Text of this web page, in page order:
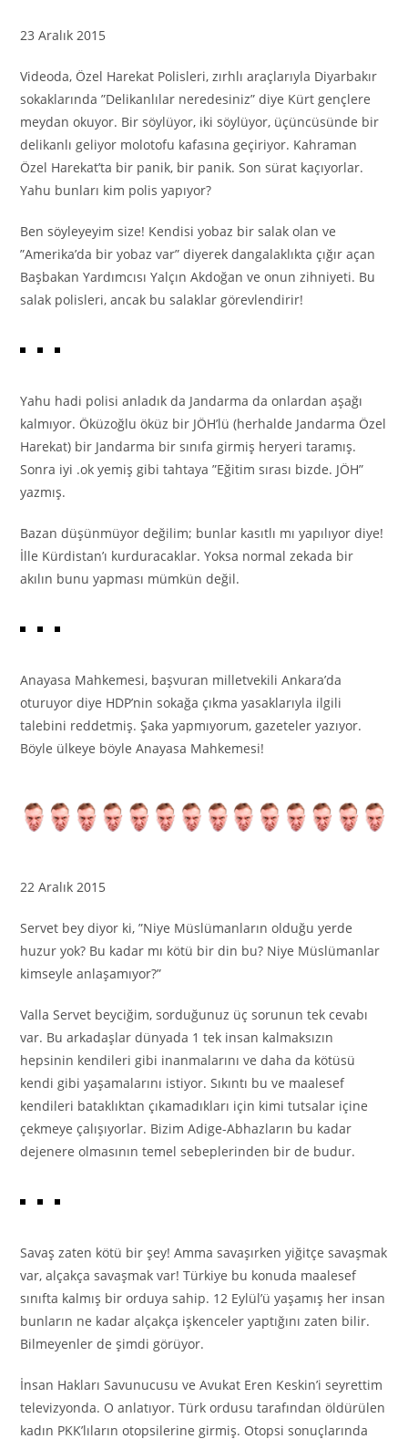
23 Aralık 2015
Videoda, Özel Harekat Polisleri, zırhlı araçlarıyla Diyarbakır
sokaklarında ”Delikanlılar neredesiniz” diye Kürt gençlere
meydan okuyor. Bir söylüyor, iki söylüyor, üçüncüsünde bir
delikanlı geliyor molotofu kafasına geçiriyor. Kahraman
Özel Harekat’ta bir panik, bir panik. Son sürat kaçıyorlar.
Yahu bunları kim polis yapıyor?
Ben söyleyeyim size! Kendisi yobaz bir salak olan ve
”Amerika’da bir yobaz var” diyerek dangalaklıkta çığır açan
Başbakan Yardımcısı Yalçın Akdoğan ve onun zihniyeti. Bu
salak polisleri, ancak bu salaklar görevlendirir!
Yahu hadi polisi anladık da Jandarma da onlardan aşağı
kalmıyor. Öküzoğlu öküz bir JÖH’lü (herhalde Jandarma Özel
Harekat) bir Jandarma bir sınıfa girmiş heryeri taramış.
Sonra iyi .ok yemiş gibi tahtaya ”Eğitim sırası bizde. JÖH”
yazmış.
Bazan düşünmüyor değilim; bunlar kasıtlı mı yapılıyor diye!
İlle Kürdistan’ı kurduracaklar. Yoksa normal zekada bir
akılın bunu yapması mümkün değil.
Anayasa Mahkemesi, başvuran milletvekili Ankara’da
oturuyor diye HDP’nin sokağa çıkma yasaklarıyla ilgili
talebini reddetmiş. Şaka yapmıyorum, gazeteler yazıyor.
Böyle ülkeye böyle Anayasa Mahkemesi!
22 Aralık 2015
Servet bey diyor ki, ”Niye Müslümanların olduğu yerde
huzur yok? Bu kadar mı kötü bir din bu? Niye Müslümanlar
kimseyle anlaşamıyor?”
Valla Servet beyciğim, sorduğunuz üç sorunun tek cevabı
var. Bu arkadaşlar dünyada 1 tek insan kalmaksızın
hepsinin kendileri gibi inanmalarını ve daha da kötüsü
kendi gibi yaşamalarını istiyor. Sıkıntı bu ve maalesef
kendileri bataklıktan çıkamadıkları için kimi tutsalar içine
çekmeye çalışıyorlar. Bizim Adige-Abhazların bu kadar
dejenere olmasının temel sebeplerinden bir de budur.
Savaş zaten kötü bir şey! Amma savaşırken yiğitçe savaşmak
var, alçakça savaşmak var! Türkiye bu konuda maalesef
sınıfta kalmış bir orduya sahip. 12 Eylül’ü yaşamış her insan
bunların ne kadar alçakça işkenceler yaptığını zaten bilir.
Bilmeyenler de şimdi görüyor.
İnsan Hakları Savunucusu ve Avukat Eren Keskin’i seyrettim
televizyonda. O anlatıyor. Türk ordusu tarafından öldürülen
kadın PKK’lıların otopsilerine girmiş. Otopsi sonuçlarında